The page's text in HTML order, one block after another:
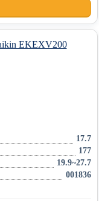
17.7
177
19.9~27.7
001836